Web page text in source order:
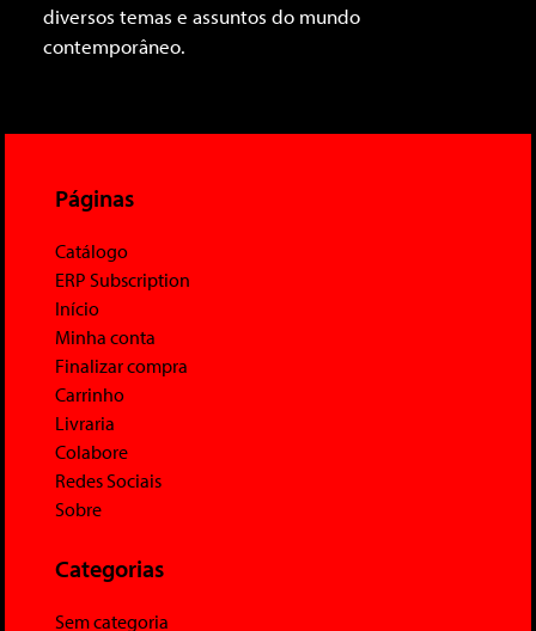
diversos temas e assuntos do mundo
contemporâneo.
Páginas
Catálogo
ERP Subscription
Início
Minha conta
Finalizar compra
Carrinho
Livraria
Colabore
Redes Sociais
Sobre
Categorias
Sem categoria